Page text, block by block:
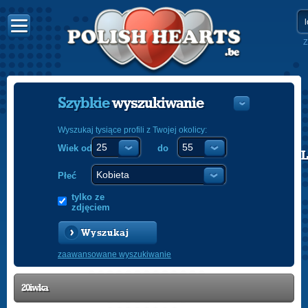
POLISH
Szybkiewyszukiwanie
Wyszukaj tysiące profili z Twojej okolicy:
Wiek od do
Płeć
tylko ze
zdjęciem
Wyszukaj
zaawansowane wyszukiwanie
20iwka